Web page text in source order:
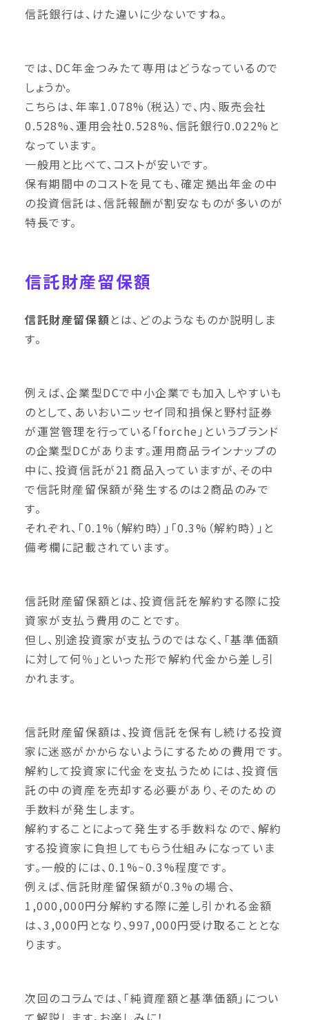
信託銀行は、けた違いに少ないですね。
では、DC年金つみたて専用はどうなっているので
しょうか。
こちらは、年率1.078%（税込）で、内、販売会社
0.528%、運用会社0.528%、信託銀行0.022%と
なっています。
一般用と比べて、コストが安いです。
保有期間中のコストを見ても、確定拠出年金の中
の投資信託は、信託報酬が割安なものが多いのが
特長です。
信託財産留保額
信託財産留保額とは、どのようなものか説明しま
す。
例えば、企業型DCで中小企業でも加入しやすいも
のとして、あいおいニッセイ同和損保と野村証券
が運営管理を行っている「forche」というブランド
の企業型DCがあります。運用商品ラインナップの
中に、投資信託が21商品入っていますが、その中
で信託財産留保額が発生するのは2商品のみで
す。
それぞれ、「0.1%（解約時）」「0.3%（解約時）」と
備考欄に記載されています。
信託財産留保額とは、投資信託を解約する際に投
資家が支払う費用のことです。
但し、別途投資家が支払うのではなく、「基準価額
に対して何％」といった形で解約代金から差し引
かれます。
信託財産留保額は、投資信託を保有し続ける投資
家に迷惑がかからないようにするための費用です。
解約して投資家に代金を支払うためには、投資信
託の中の資産を売却する必要があり、そのための
手数料が発生します。
解約することによって発生する手数料なので、解約
する投資家に負担してもらう仕組みになっていま
す。一般的には、0.1%~0.3%程度です。
例えば、信託財産留保額が0.3%の場合、
1,000,000円分解約する際に差し引かれる金額
は、3,000円となり、997,000円受け取ることとな
ります。
次回のコラムでは、「純資産額と基準価額」につい